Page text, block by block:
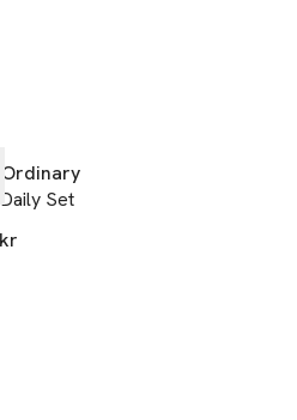
Set